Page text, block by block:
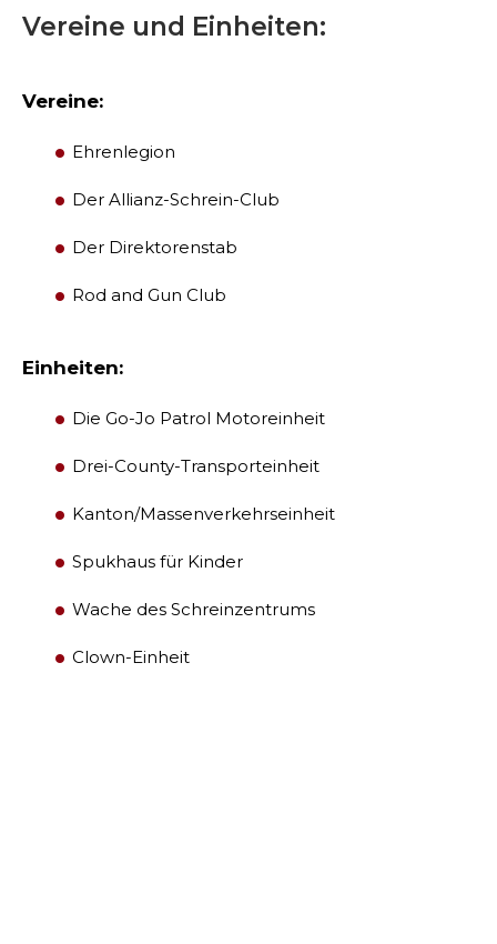
SUCHEN
FÜHRUNG
WOMEN IMPACTING CARE
Vereine und Einheiten:
Vereine:
Ehrenlegion
Der Allianz-Schrein-Club
Der Direktorenstab
Rod and Gun Club
Einheiten:
Die Go-Jo Patrol Motoreinheit
Drei-County-Transporteinheit
Kanton/Massenverkehrseinheit
Spukhaus für Kinder
Wache des Schreinzentrums
Clown-Einheit